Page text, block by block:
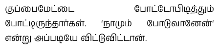
குப்பைமேட்டை போட்டோபிடித்தும்
போட்டிருந்தார்கள். ‘நாமும் போடுவானேன்‘
என்று அப்படியே விட்டுவிட்டான்.